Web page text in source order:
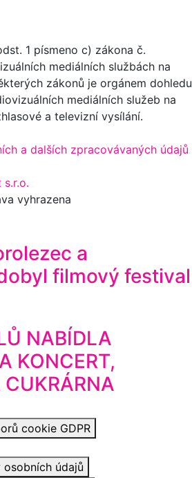
1 písmeno c) zákona č.
mediálních službách na
zákonů je orgánem dohledu
mediálních služeb na
a televizní vysílání.
a dalších zpracovávaných údajů
s.r.o.
vyhrazena
a
filmový festival
NABÍDLA
KONCERT,
cookie GDPR
osobních údajů